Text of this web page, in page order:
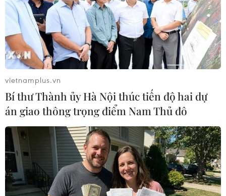
Thủ môn Kim Thanh cản phá thành công quả phạt 11m. (Ảnh:
TTXVN phát)
vietnamplus.vn
Bí thư Thành ủy Hà Nội thúc tiến độ hai dự
án giao thông trọng điểm Nam Thủ đô